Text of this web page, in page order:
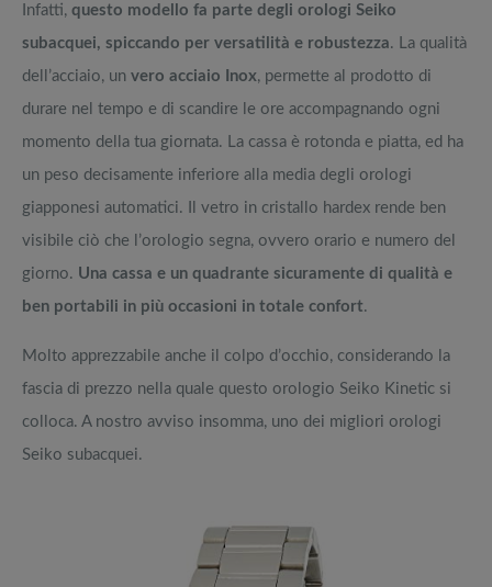
Infatti, questo modello fa parte degli orologi Seiko
subacquei, spiccando per versatilità e robustezza. La qualità
dell’acciaio, un vero acciaio Inox, permette al prodotto di
durare nel tempo e di scandire le ore accompagnando ogni
momento della tua giornata. La cassa è rotonda e piatta, ed ha
un peso decisamente inferiore alla media degli orologi
giapponesi automatici. Il vetro in cristallo hardex rende ben
visibile ciò che l’orologio segna, ovvero orario e numero del
giorno. Una cassa e un quadrante sicuramente di qualità e
ben portabili in più occasioni in totale confort.
Molto apprezzabile anche il colpo d’occhio, considerando la
fascia di prezzo nella quale questo orologio Seiko Kinetic si
colloca. A nostro avviso insomma, uno dei migliori orologi
Seiko subacquei.